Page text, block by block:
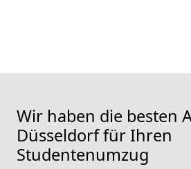
Wir haben die besten
Düsseldorf für Ihren
Studentenumzug